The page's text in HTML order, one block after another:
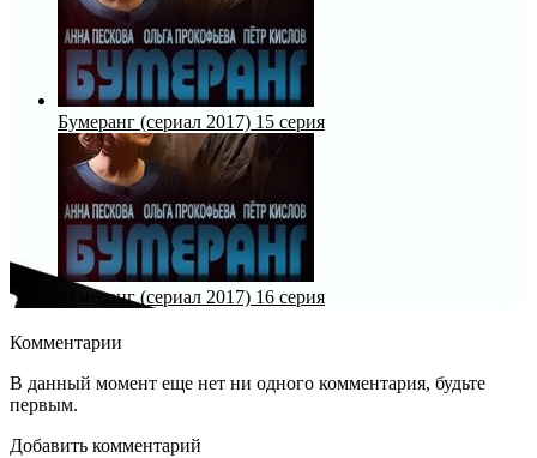
Бумеранг (сериал 2017) 15 серия
Бумеранг (сериал 2017) 16 серия
Комментарии
В данный момент еще нет ни одного комментария, будьте
первым.
Добавить комментарий